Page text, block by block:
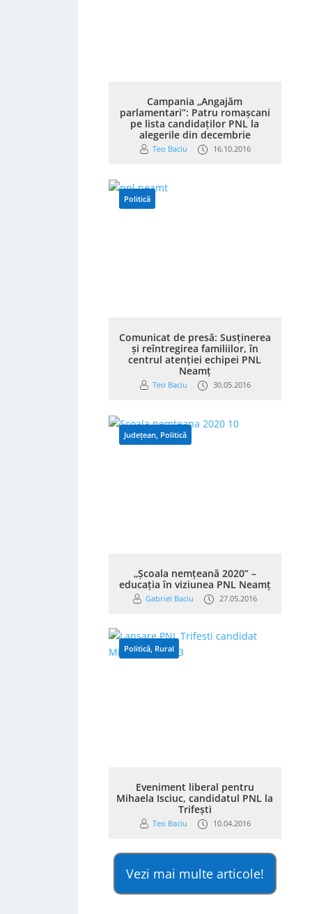
Campania „Angajăm
parlamentari”: Patru romașcani
pe lista candidaților PNL la
alegerile din decembrie
Teo Baciu 16.10.2016
Politică
Comunicat de presă: Susținerea
și reîntregirea familiilor, în
centrul atenției echipei PNL
Neamț
Teo Baciu 30.05.2016
Județean, Politică
„Școala nemțeană 2020” –
educația în viziunea PNL Neamț
Gabriel Baciu 27.05.2016
Politică, Rural
Eveniment liberal pentru
Mihaela Isciuc, candidatul PNL la
Trifești
Teo Baciu 10.04.2016
Vezi mai multe articole!